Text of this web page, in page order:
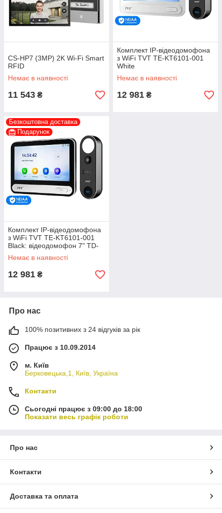
CS-HP7 (3MP) 2K Wi-Fi Smart
RFID
Немає в наявності
11 543 ₴
Комплект IP-відеодомофона
з WiFi TVT TE-KT6101-001
White
Немає в наявності
12 981 ₴
Безкоштовна доставка
Подарунок
Комплект IP-відеодомофона
з WiFi TVT TE-KT6101-001
Black: відеодомофон 7" TD-
E2137-PE/TP/WF,
відеопанель 2Mp TD-E3110-
Немає в наявності
12 981 ₴
Про нас
100% позитивних з 24 відгуків за рік
Працює з 10.09.2014
м. Київ
Берковецька,1, Київ, Україна
Контакти
Сьогодні працює з 09:00 до 18:00
Показати весь графік роботи
Про нас
Контакти
Доставка та оплата